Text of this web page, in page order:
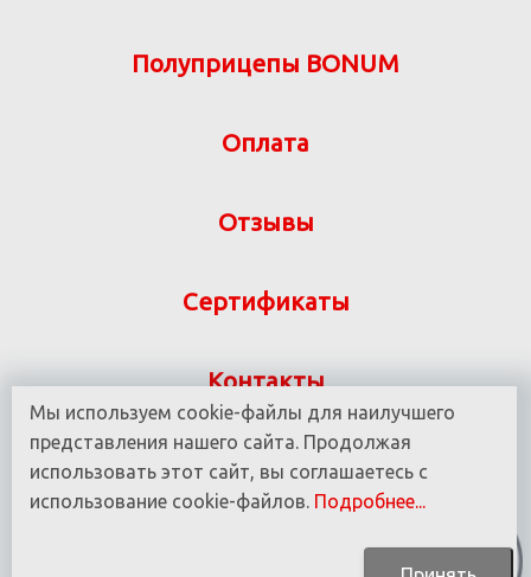
Полуприцепы BONUM
Оплата
Отзывы
Сертификаты
Контакты
Указанная на сайте информация не является
публичной офертой ООО «ВИТ-М» УНП 190780937
© 2016 - 2025 Все права защищены.
Мы используем cookie-файлы для наилучшего
представления нашего сайта. Продолжая
использовать этот сайт, вы соглашаетесь с
использование cookie-файлов. Подробнее...